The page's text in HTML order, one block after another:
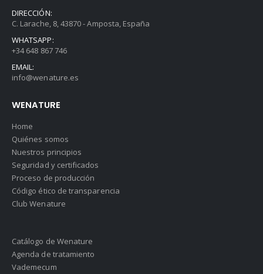
DIRECCIÓN:
C. Larache, 8, 43870 - Amposta, España
WHATSAPP:
+34 648 867 746
EMAIL:
info@wenature.es
WENATURE
Home
Quiénes somos
Nuestros principios
Seguridad y certificados
Proceso de producción
Código ético de transparencia
Club Wenature
Catálogo de Wenature
Agenda de tratamiento
Vademecum